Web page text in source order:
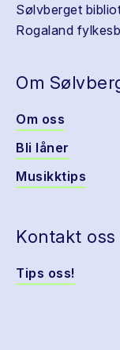
Sølvberget
Rogaland
Om
Om oss
Bli låner
Musikktips
Kontakt oss
Tips oss!